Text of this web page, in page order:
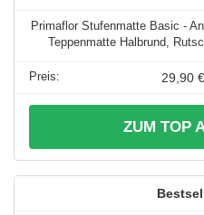
Primaflor Stufenmatte Basic -
Teppenmatte Halbrund,
29,90 €
ZUM TOP